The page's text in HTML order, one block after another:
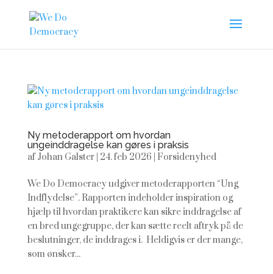
Ny metoderapport om hvordan
ungeinddragelse kan gøres i praksis
afJohan Galster| 24. feb 2026 Forsidenyhed
We Do Democracy udgiver metoderapporten “Ung
Indflydelse”. Rapporten indeholder inspiration og
hjælp til hvordan praktikere kan sikre inddragelse af
en bred ungegruppe, der kan sætte reelt aftryk på de
beslutninger, de inddrages i. Heldigvis er der mange,
som ønsker...